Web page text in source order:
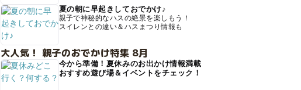
夏の朝に早起きしておでかけ♪
親子で神秘的なハスの絶景を楽しもう！
スイレンとの違い＆ハスまつり情報も
大人気！ 親子のおでかけ特集 8月
今から準備！夏休みのお出かけ情報満載
おすすめ遊び場＆イベントをチェック！